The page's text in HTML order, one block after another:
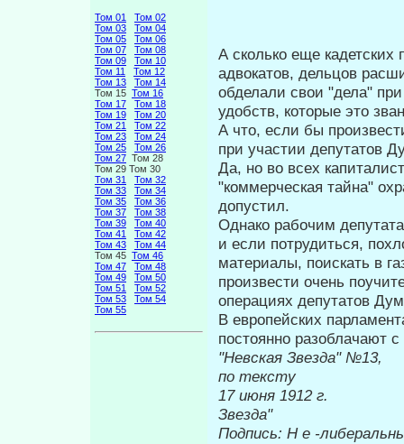
Том 01
Том 02
Том 03
Том 04
Том 05
Том 06
Том 07
Том 08
Том 09
Том 10
Том 11
Том 12
Том 13
Том 14
Том 15 Том 16
Том 17
Том 18
Том 19
Том 20
Том 21
Том 22
Том 23
Том 24
Том 25
Том 26
Том 27 Том 28
Том 29 Том 30
Том 31
Том 32
Том 33
Том 34
Том 35
Том 36
Том 37
Том 38
Том 39
Том 40
Том 41
Том 42
Том 43
Том 44
Том 45 Том 46
Том 47
Том 48
Том 49
Том 50
Том 51
Том 52
Том 53
Том 54
Том 55
А сколько еще
адвока­тов, дельцов
обделали свои "дела"
удобств, которые это
А что, если бы
при участии депутатов
Да, но во всех
"коммерческая тай­на"
допустил.
Однако рабочим
и если потрудиться,
материалы, поискать в
произвести очень
операциях депутатов
В европейских
постоянно ра­зоблачают
"Невская Звезда" №13,
по тексту
17 июня
Звезда"
Подпись: H e -